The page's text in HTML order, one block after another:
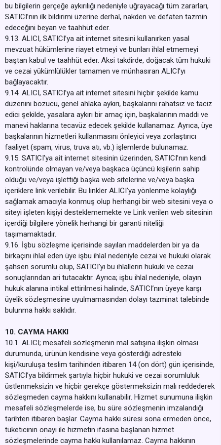
bu bilgilerin gerçeğe aykırılığı nedeniyle uğrayacağı tüm zararları,
SATICI’nın ilk bildirimi üzerine derhal, nakden ve defaten tazmin
edeceğini beyan ve taahhüt eder.
9.13. ALICI, SATICI’ya ait internet sitesini kullanırken yasal
mevzuat hükümlerine riayet etmeyi ve bunları ihlal etmemeyi
baştan kabul ve taahhüt eder. Aksi takdirde, doğacak tüm hukuki
ve cezai yükümlülükler tamamen ve münhasıran ALICI’yı
bağlayacaktır.
9.14. ALICI, SATICI’ya ait internet sitesini hiçbir şekilde kamu
düzenini bozucu, genel ahlaka aykırı, başkalarını rahatsız ve taciz
edici şekilde, yasalara aykırı bir amaç için, başkalarının maddi ve
manevi haklarına tecavüz edecek şekilde kullanamaz. Ayrıca, üye
başkalarının hizmetleri kullanmasını önleyici veya zorlaştırıcı
faaliyet (spam, virus, truva atı, vb.) işlemlerde bulunamaz.
9.15. SATICI’ya ait internet sitesinin üzerinden, SATICI’nın kendi
kontrolünde olmayan ve/veya başkaca üçüncü kişilerin sahip
olduğu ve/veya işlettiği başka web sitelerine ve/veya başka
içeriklere link verilebilir. Bu linkler ALICI’ya yönlenme kolaylığı
sağlamak amacıyla konmuş olup herhangi bir web sitesini veya o
siteyi işleten kişiyi desteklememekte ve Link verilen web sitesinin
içerdiği bilgilere yönelik herhangi bir garanti niteliği
taşımamaktadır.
9.16. İşbu sözleşme içerisinde sayılan maddelerden bir ya da
birkaçını ihlal eden üye işbu ihlal nedeniyle cezai ve hukuki olarak
şahsen sorumlu olup, SATICI’yı bu ihlallerin hukuki ve cezai
sonuçlarından ari tutacaktır. Ayrıca; işbu ihlal nedeniyle, olayın
hukuk alanına intikal ettirilmesi halinde, SATICI’nın üyeye karşı
üyelik sözleşmesine uyulmamasından dolayı tazminat talebinde
bulunma hakkı saklıdır.
10. CAYMA HAKKI
10.1. ALICI; mesafeli sözleşmenin mal satışına ilişkin olması
durumunda, ürünün kendisine veya gösterdiği adresteki
kişi/kuruluşa teslim tarihinden itibaren 14 (on dört) gün içerisinde,
SATICI’ya bildirmek şartıyla hiçbir hukuki ve cezai sorumluluk
üstlenmeksizin ve hiçbir gerekçe göstermeksizin malı reddederek
sözleşmeden cayma hakkını kullanabilir. Hizmet sunumuna ilişkin
mesafeli sözleşmelerde ise, bu süre sözleşmenin imzalandığı
tarihten itibaren başlar. Cayma hakkı süresi sona ermeden önce,
tüketicinin onayı ile hizmetin ifasına başlanan hizmet
sözleşmelerinde cayma hakkı kullanılamaz. Cayma hakkının